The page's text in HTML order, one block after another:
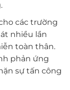
các trường
nhiều lần
toàn thân.
phản ứng
sự tấn công